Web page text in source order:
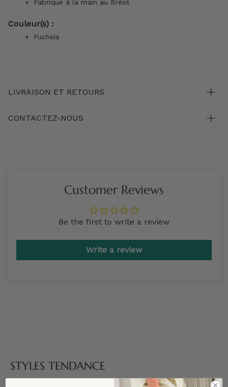
Fabriqué à la main au Brésil
Couleur(s) :
Fuchsia
LIVRAISON ET RETOURS
CONTACTEZ-NOUS
Customer Reviews
Be the first to write a review
Write a review
STYLES TENDANCE